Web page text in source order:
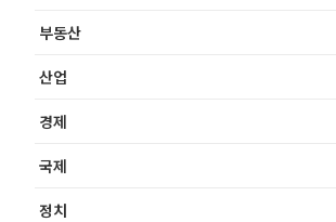
부동산
산업
경제
국제
정치